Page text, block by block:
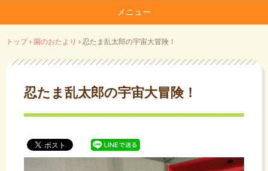
メニュー
ン
テ
トップ › 園のおたより › 忍たま乱太郎の宇宙大冒険！
忍たま乱太郎の宇宙大冒険！